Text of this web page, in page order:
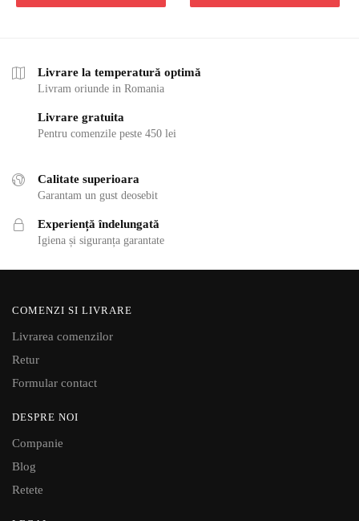
Livrare la temperatură optimă
Livram oriunde in Romania
Livrare gratuita
Pentru comenzile peste 450 lei
Calitate superioara
Garantam un gust deosebit
Experiență îndelungată
Igiena și siguranța garantate
COMENZI SI LIVRARE
Livrarea comenzilor
Retur
Formular contact
DESPRE NOI
Companie
Blog
Retete